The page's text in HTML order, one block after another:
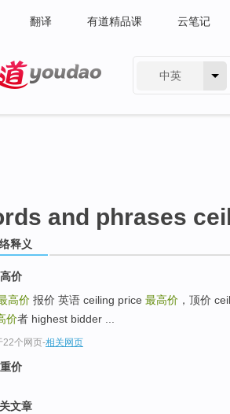
翻译 有道精品课 云笔记
中英
and phrases
释义
价
高价 报价 英语 ceiling price 最高价 ，顶价
价者 highest bidder ...
22个网页-相关网页
价
文章